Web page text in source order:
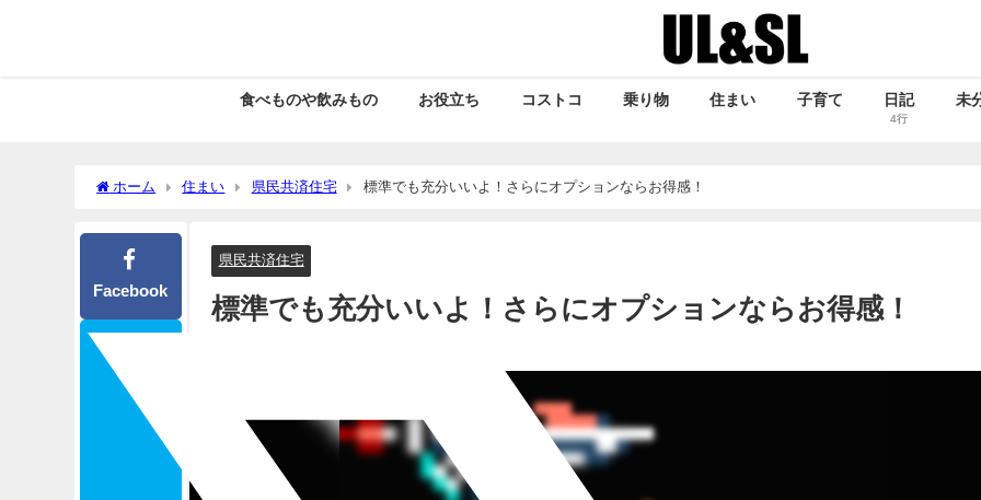
食べものや飲みもの お役立ち コストコ 乗り物 住まい 子育て 日記
4行
未
ホーム 住まい 県民共済住宅 標準でも充分いいよ！さらにオプションならお得感！
Facebook
県民共済住宅
標準でも充分いいよ！さらにオプションならお得感！